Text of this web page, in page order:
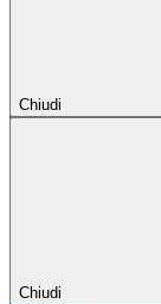
Chiudi
Chiudi